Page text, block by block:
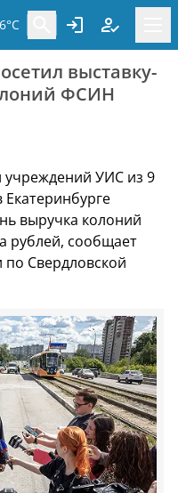
выставку-
ФСИН
учреждений УИС из 9
выручка колоний
рублей, сообщает
Свердловской